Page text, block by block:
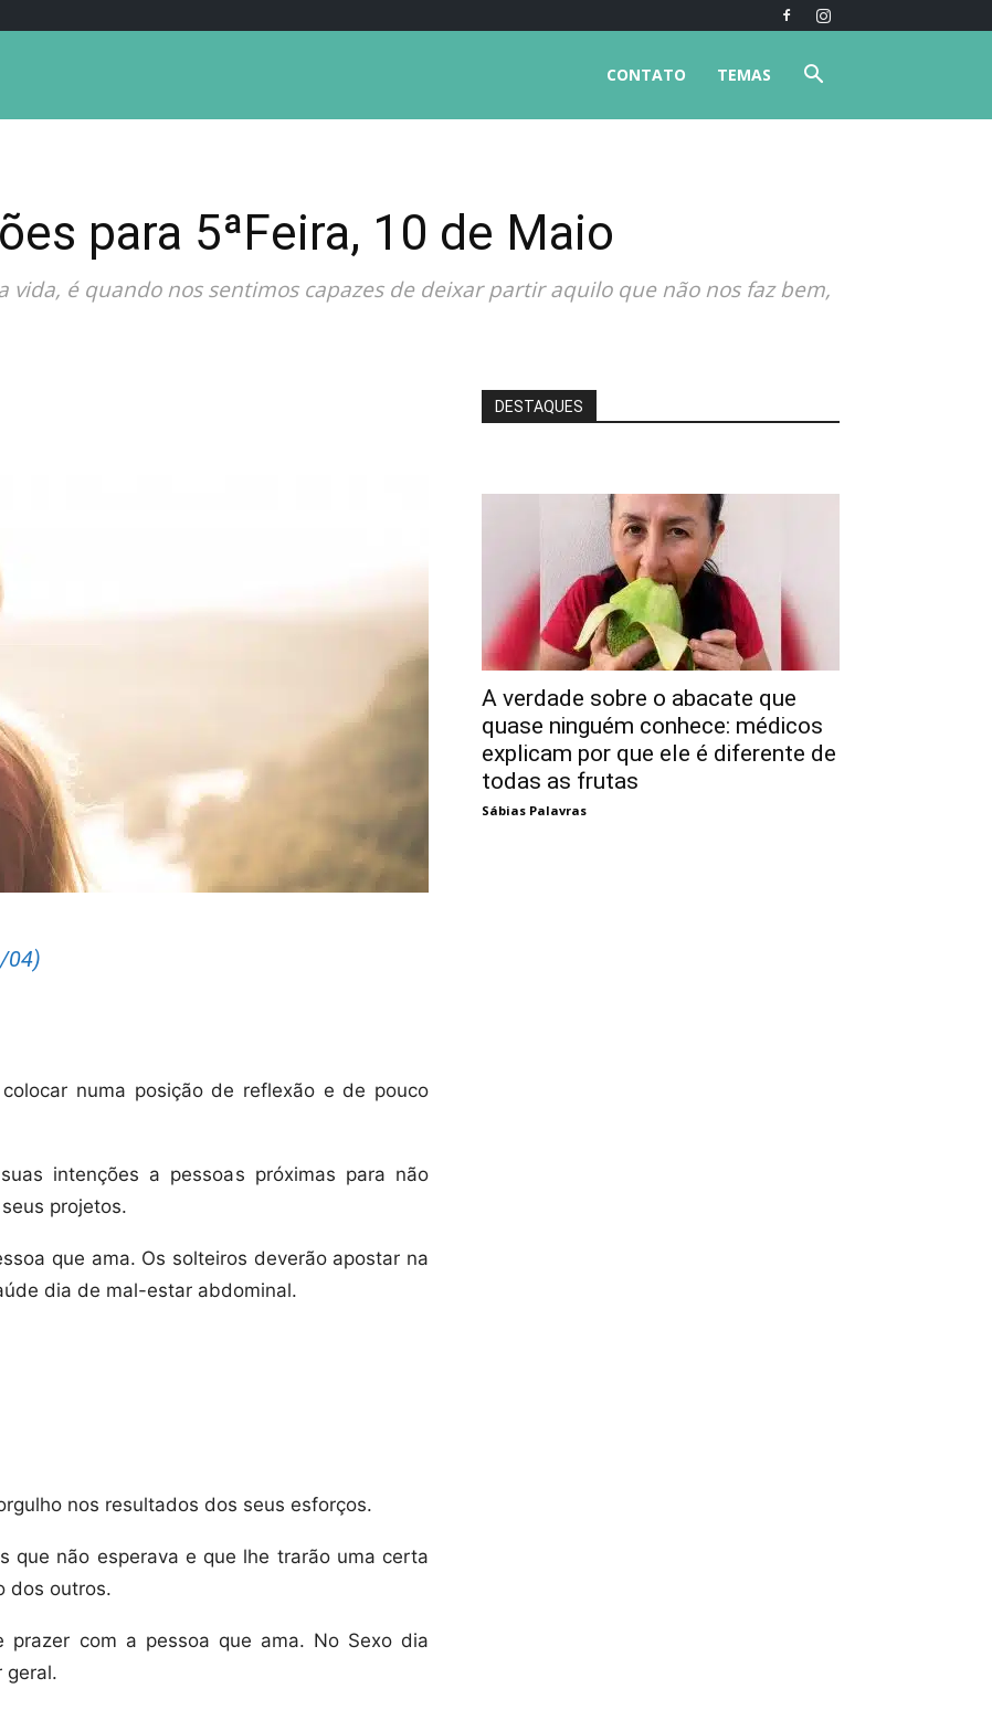
TEMAS
CONTATO
para 5ªFeira, 10 de Maio
vida, é quando nos sentimos capazes de deixar partir aquilo que não nos faz bem,
04)
numa posição de reflexão e de pouco
intenções a pessoas próximas para não
projetos.
que ama. Os solteiros deverão apostar na
dia de mal-estar abdominal.
nos resultados dos seus esforços.
que não esperava e que lhe trarão uma certa
dos outros.
com a pessoa que ama. No Sexo dia
geral.
DESTAQUES
A verdade sobre o abacate que
quase ninguém conhece: médicos
explicam por que ele é diferente de
todas as frutas
Sábias Palavras